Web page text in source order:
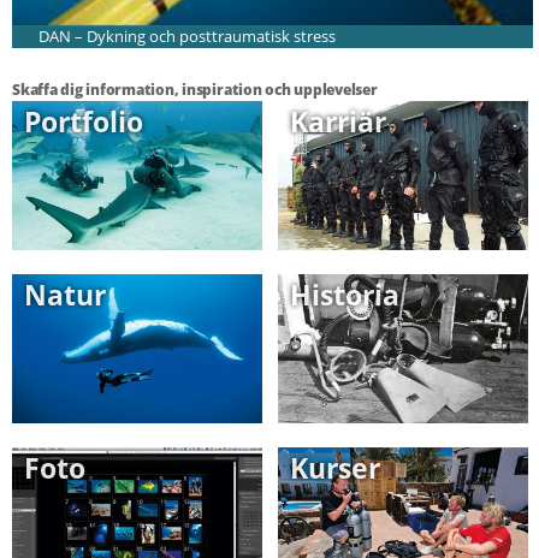
DAN – Dykning och posttraumatisk stress
Skaffa dig information, inspiration och upplevelser
Portfolio Karriär
Natur Historia
Foto Kurser